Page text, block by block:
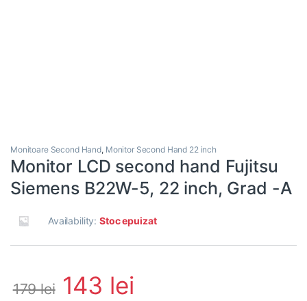
Monitoare Second Hand, Monitor Second Hand 22 inch
Monitor LCD second hand Fujitsu
Siemens B22W-5, 22 inch, Grad -A
Availability:Stoc epuizat
179lei 143 lei